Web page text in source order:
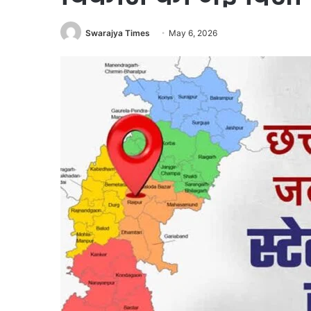
Swarajya Times May 6, 2026